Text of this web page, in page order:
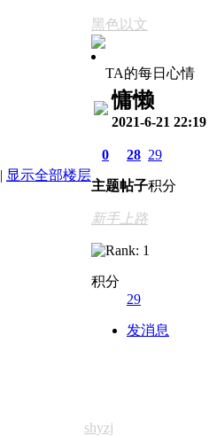
| 显示全部楼层
黑色以文
TA的每日心情
慵懒
2021-6-21 22:19
0
主题
28
帖子
29
积分
新手上路
积分
29
发消息
shyzj